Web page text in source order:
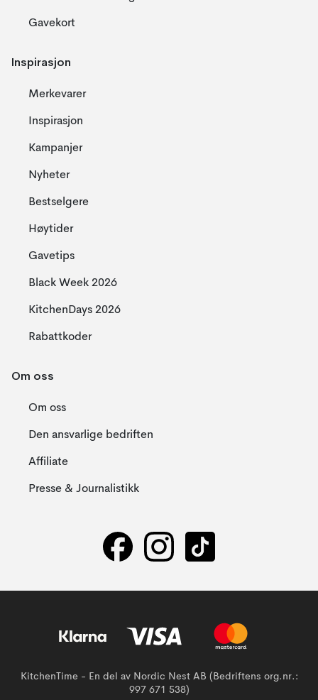
Gavekort
Inspirasjon
Merkevarer
Inspirasjon
Kampanjer
Nyheter
Bestselgere
Høytider
Gavetips
Black Week 2026
KitchenDays 2026
Rabattkoder
Om oss
Om oss
Den ansvarlige bedriften
Affiliate
Presse & Journalistikk
KitchenTime - En del av Nordic Nest AB (Bedriftens org.nr.:
997 671 538)